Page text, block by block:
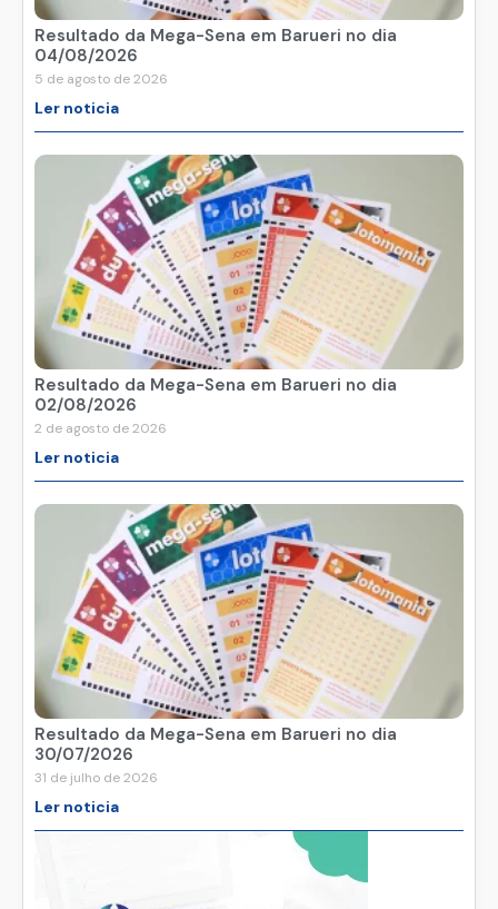
Resultado da Mega-Sena em Barueri no dia
04/08/2026
5 de agosto de 2026
Ler noticia
Resultado da Mega-Sena em Barueri no dia
02/08/2026
2 de agosto de 2026
Ler noticia
Resultado da Mega-Sena em Barueri no dia
30/07/2026
31 de julho de 2026
Ler noticia